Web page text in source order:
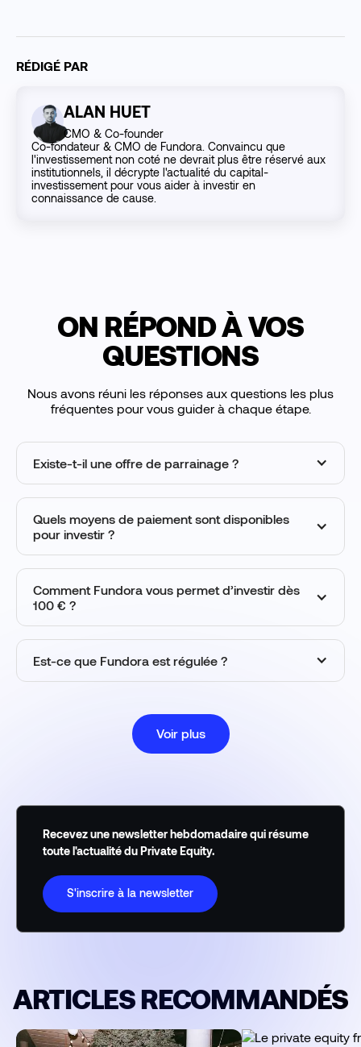
RÉDIGÉ PAR
ALAN HUET
CMO & Co-founder
Co-fondateur & CMO de Fundora. Convaincu que
l'investissement non coté ne devrait plus être réservé aux
institutionnels, il décrypte l'actualité du capital-
investissement pour vous aider à investir en
connaissance de cause.
ON RÉPOND À VOS
QUESTIONS
Nous avons réuni les réponses aux questions les plus
fréquentes pour vous guider à chaque étape.
Existe-t-il une offre de parrainage ?
Quels moyens de paiement sont disponibles
pour investir ?
Comment Fundora vous permet d’investir dès
100 € ?
Est-ce que Fundora est régulée ?
Voir plus
Recevez une newsletter hebdomadaire qui résume
toute l'actualité du Private Equity.
S'inscrire à la newsletter
ARTICLES RECOMMANDÉS